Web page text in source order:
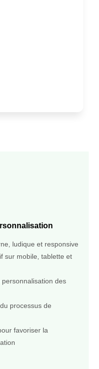
ludique et responsive
sur mobile, tablette et
personnalisation des
processus de
favoriser la